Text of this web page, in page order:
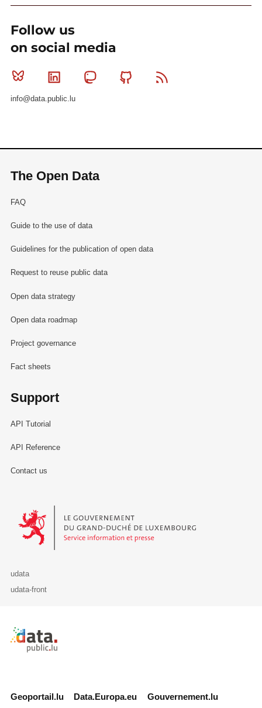
Follow us
on social media
Bluesky Linkedin MastodonGithub
info@data.public.lu
The Open Data
FAQ
Guide to the use of data
Guidelines for the publication of open data
Request to reuse public data
Open data strategy
Open data roadmap
Project governance
Fact sheets
Support
API Tutorial
API Reference
Contact us
Le Gouvernement du Grand-Duché de Luxembourg - Service
udata
udata-front
Retour à l'accueil de data.public.lu
Geoportail.lu Data.Europa.eu Gouvernement.lu